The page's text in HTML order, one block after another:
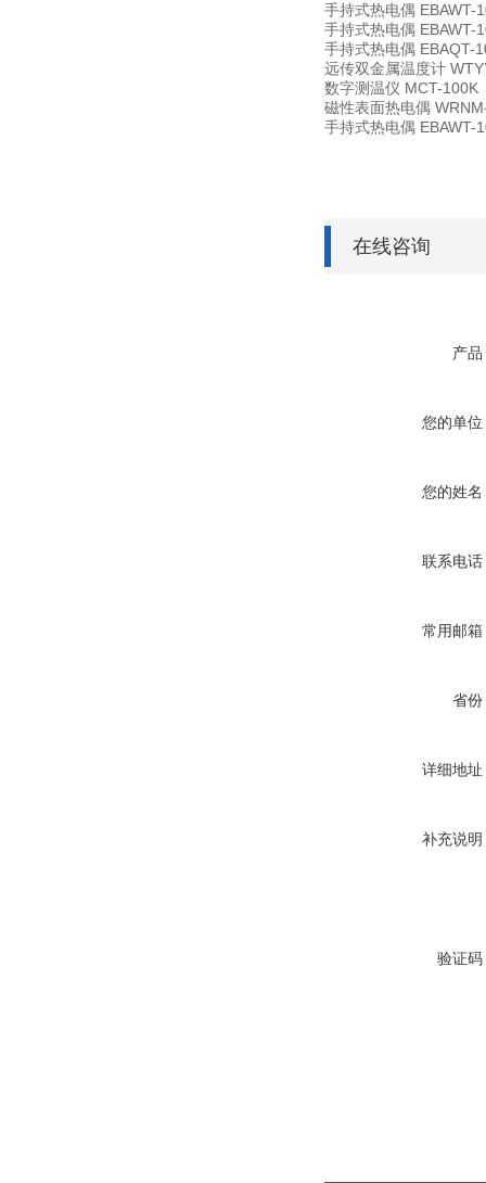
手持式热电偶 EBAWT-
手持式热电偶 EBAWT-
手持式热电偶 EBAQT-
远传双金属温度计
数字测温仪 MCT-100K
磁性表面热电偶
手持式热电偶 EBAWT-
在线咨询
产品
您的单位
您的姓名
联系电话
常用邮箱
省份
详细地址
补充说明
验证码